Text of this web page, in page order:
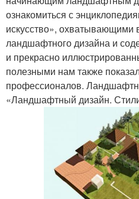
ознакомиться с
искусство», охватывающими
ландшафтного дизайна и
и прекрасно
полезными нам также
профессионалов.
«Ландшафтный дизайн.